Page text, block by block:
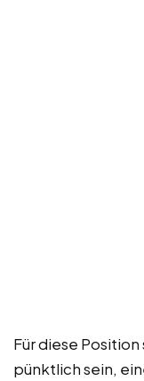
Für diese
pünktlich sein,